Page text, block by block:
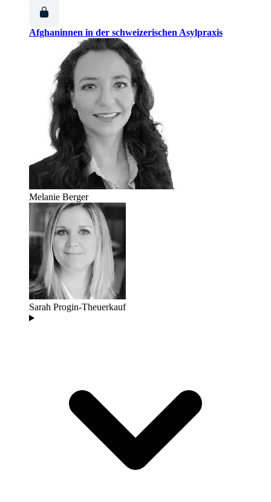
Afghaninnen in der schweizerischen Asylpraxis
Melanie Berger
Sarah Progin-Theuerkauf